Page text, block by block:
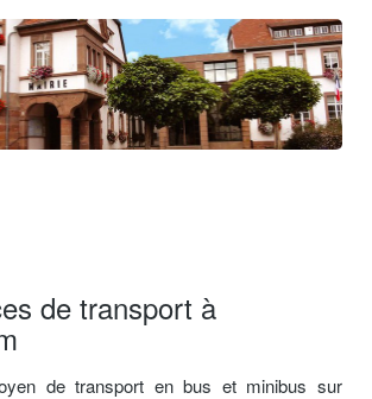
de transport à
de transport en bus et minibus sur